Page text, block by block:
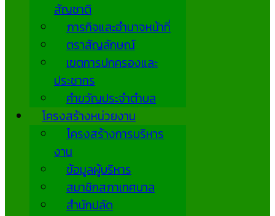
สัญชาติ
ภารกิจและอำนาจหน้าที่
ตราสัญลักษณ์
เขตการปกครองและ
ประชากร
คำขวัญประจำตำบล
โครงสร้างหน่วยงาน
โครงสร้างการบริหาร
งาน
ข้อมูลผู้บริหาร
สมาชิกสภาเทศบาล
สำนักปลัด